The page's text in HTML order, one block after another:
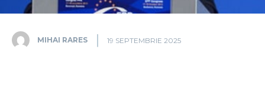
MIHAI RARES 19 SEPTEMBRIE 2025